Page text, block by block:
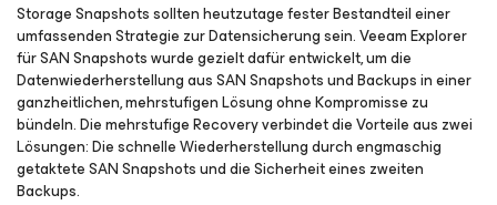
Storage Snapshots sollten heutzutage fester Bestandteil einer
umfassenden Strategie zur Datensicherung sein. Veeam Explorer
für SAN Snapshots wurde gezielt dafür entwickelt, um die
Datenwiederherstellung aus SAN Snapshots und Backups in einer
ganzheitlichen, mehrstufigen Lösung ohne Kompromisse zu
bündeln. Die mehrstufige Recovery verbindet die Vorteile aus zwei
Lösungen: Die schnelle Wiederherstellung durch engmaschig
getaktete SAN Snapshots und die Sicherheit eines zweiten
Backups.